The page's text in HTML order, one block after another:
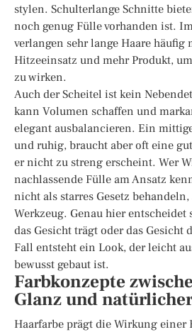
stylen. Schulterlange Schnitte
noch genug Fülle vorhanden ist.
verlangen sehr lange Haare häufig
Hitzeeinsatz und mehr Produkt,
zu wirken.
Auch der Scheitel ist kein
kann Volumen schaffen und
elegant ausbalancieren. Ein
und ruhig, braucht aber oft eine
er nicht zu streng erscheint. Wer
nachlassende Fülle am Ansatz
nicht als starres Gesetz
Werkzeug. Genau hier
das Gesicht trägt oder das Gesicht
Fall entsteht ein Look, der leicht
bewusst gebaut ist.
Farbkonzepte
Glanz und
Haarfarbe prägt die Wirkung einer